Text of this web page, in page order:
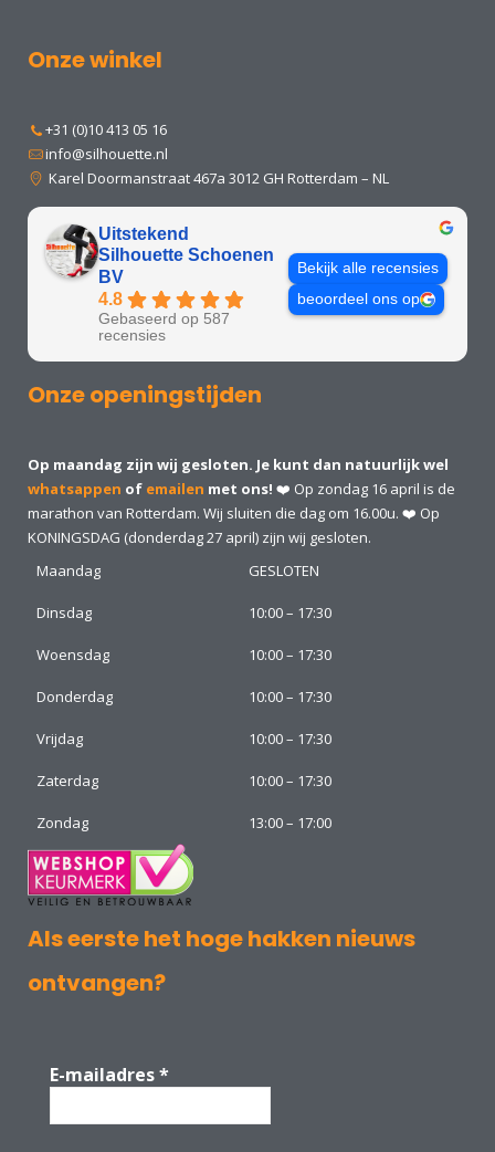
Onze winkel
+31 (0)10 413 05 16
info@silhouette.nl
Karel Doormanstraat 467a 3012 GH Rotterdam – NL
Uitstekend
Silhouette Schoenen
BV
4.8
Gebaseerd op 587
recensies
Bekijk alle recensies
beoordeel ons op
Onze openingstijden
Op maandag zijn wij gesloten. Je kunt dan natuurlijk wel
whatsappen of emailen met ons! ❤️ Op zondag 16 april is de
marathon van Rotterdam. Wij sluiten die dag om 16.00u. ❤️ Op
KONINGSDAG (donderdag 27 april) zijn wij gesloten.
Maandag
GESLOTEN
Dinsdag 10:00 – 17:30
Woensdag 10:00 – 17:30
Donderdag 10:00 – 17:30
Vrijdag 10:00 – 17:30
Zaterdag 10:00 – 17:30
Zondag 13:00 – 17:00
Als eerste het hoge hakken nieuws
ontvangen?
E-mailadres*